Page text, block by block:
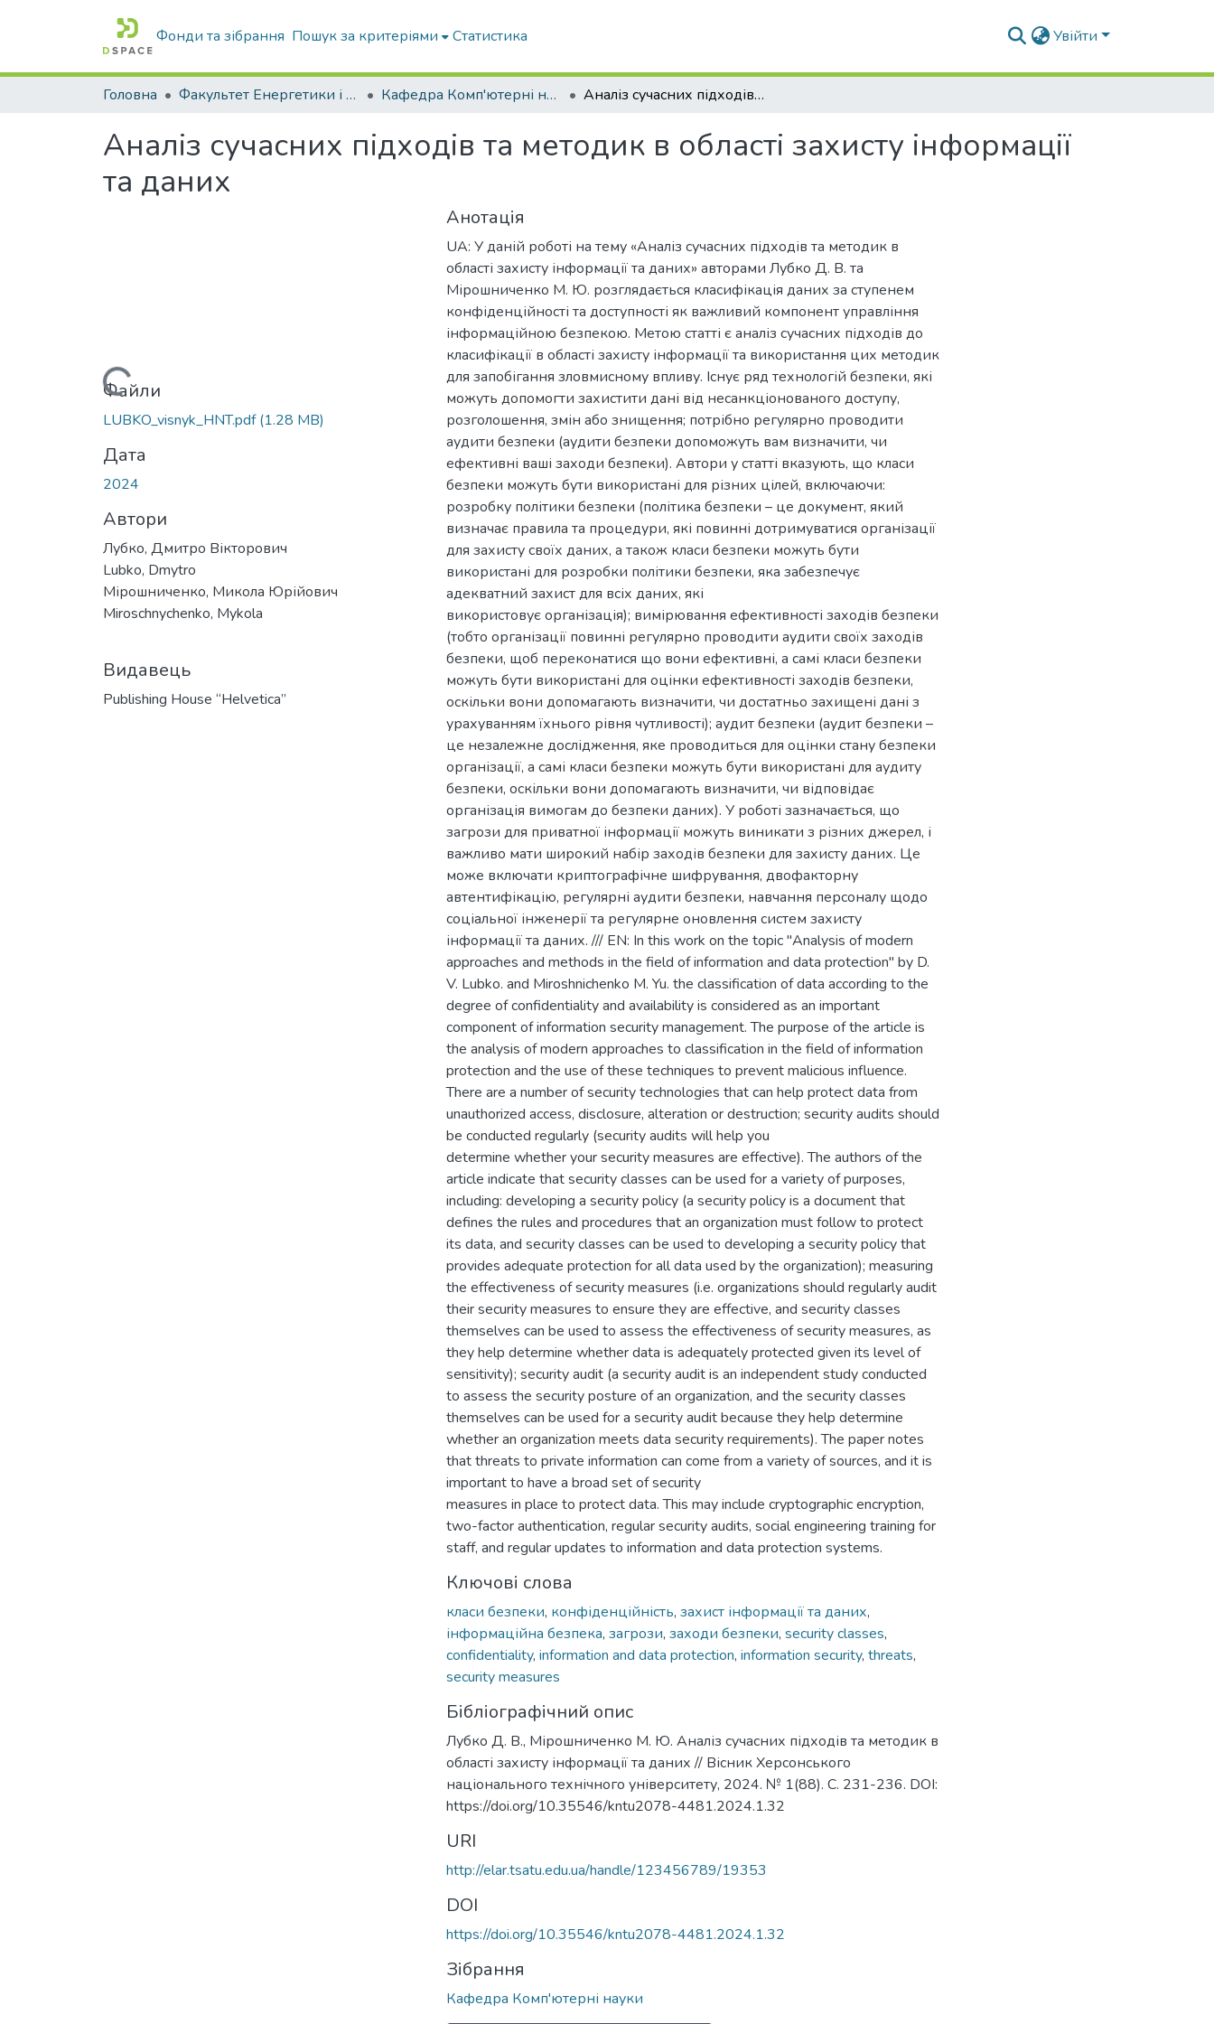
Фонди та зібрання Пошук за критеріями Статистика Увійти
Головна Факультет Енергетики і комп'ютерних технологій Кафедра Комп'ютерні науки Аналіз сучасних підходів та методик в області захисту інформації та даних
Аналіз сучасних підходів та методик в області захисту інформації
та даних
Вантажиться...
Файли
LUBKO_visnyk_HNT.pdf(1.28 MB)
Дата
2024
Автори
Лубко, Дмитро Вікторович
Lubko, Dmytro
Мірошниченко, Микола Юрійович
Miroschnychenko, Mykola
Видавець
Publishing House “Helvetica”
Анотація
UA: У даній роботі на тему «Аналіз сучасних підходів та методик в
області захисту інформації та даних» авторами Лубко Д. В. та
Мірошниченко М. Ю. розглядається класифікація даних за ступенем
конфіденційності та доступності як важливий компонент управління
інформаційною безпекою. Метою статті є аналіз сучасних підходів до
класифікації в області захисту інформації та використання цих методик
для запобігання зловмисному впливу. Існує ряд технологій безпеки, які
можуть допомогти захистити дані від несанкціонованого доступу,
розголошення, змін або знищення; потрібно регулярно проводити
аудити безпеки (аудити безпеки допоможуть вам визначити, чи
ефективні ваші заходи безпеки). Автори у статті вказують, що класи
безпеки можуть бути використані для різних цілей, включаючи:
розробку політики безпеки (політика безпеки – це документ, який
визначає правила та процедури, які повинні дотримуватися організації
для захисту своїх даних, а також класи безпеки можуть бути
використані для розробки політики безпеки, яка забезпечує
адекватний захист для всіх даних, які
використовує організація); вимірювання ефективності заходів безпеки
(тобто організації повинні регулярно проводити аудити своїх заходів
безпеки, щоб переконатися що вони ефективні, а самі класи безпеки
можуть бути використані для оцінки ефективності заходів безпеки,
оскільки вони допомагають визначити, чи достатньо захищені дані з
урахуванням їхнього рівня чутливості); аудит безпеки (аудит безпеки –
це незалежне дослідження, яке проводиться для оцінки стану безпеки
організації, а самі класи безпеки можуть бути використані для аудиту
безпеки, оскільки вони допомагають визначити, чи відповідає
організація вимогам до безпеки даних). У роботі зазначається, що
загрози для приватної інформації можуть виникати з різних джерел, і
важливо мати широкий набір заходів безпеки для захисту даних. Це
може включати криптографічне шифрування, двофакторну
автентифікацію, регулярні аудити безпеки, навчання персоналу щодо
соціальної інженерії та регулярне оновлення систем захисту
інформації та даних. /// EN: In this work on the topic "Analysis of modern
approaches and methods in the field of information and data protection" by D.
V. Lubko. and Miroshnichenko M. Yu. the classification of data according to the
degree of confidentiality and availability is considered as an important
component of information security management. The purpose of the article is
the analysis of modern approaches to classification in the field of information
protection and the use of these techniques to prevent malicious influence.
There are a number of security technologies that can help protect data from
unauthorized access, disclosure, alteration or destruction; security audits should
be conducted regularly (security audits will help you
determine whether your security measures are effective). The authors of the
article indicate that security classes can be used for a variety of purposes,
including: developing a security policy (a security policy is a document that
defines the rules and procedures that an organization must follow to protect
its data, and security classes can be used to developing a security policy that
provides adequate protection for all data used by the organization); measuring
the effectiveness of security measures (i.e. organizations should regularly audit
their security measures to ensure they are effective, and security classes
themselves can be used to assess the effectiveness of security measures, as
they help determine whether data is adequately protected given its level of
sensitivity); security audit (a security audit is an independent study conducted
to assess the security posture of an organization, and the security classes
themselves can be used for a security audit because they help determine
whether an organization meets data security requirements). The paper notes
that threats to private information can come from a variety of sources, and it is
important to have a broad set of security
measures in place to protect data. This may include cryptographic encryption,
two-factor authentication, regular security audits, social engineering training for
staff, and regular updates to information and data protection systems.
Ключові слова
класи безпеки, конфіденційність, захист інформації та даних,
інформаційна безпека, загрози, заходи безпеки, security classes,
confidentiality, information and data protection, information security, threats,
security measures
Бібліографічний опис
Лубко Д. В., Мірошниченко М. Ю. Аналіз сучасних підходів та методик в
області захисту інформації та даних // Вісник Херсонського
національного технічного університету, 2024. № 1(88). С. 231-236. DOI:
https://doi.org/10.35546/kntu2078-4481.2024.1.32
URI
http://elar.tsatu.edu.ua/handle/123456789/19353
DOI
https://doi.org/10.35546/kntu2078-4481.2024.1.32
Зібрання
Кафедра Комп'ютерні науки